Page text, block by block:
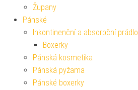
Župany
Pánské
Inkontinenční a absorpční prádlo
Boxerky
Pánská kosmetika
Pánská pyžama
Pánské boxerky